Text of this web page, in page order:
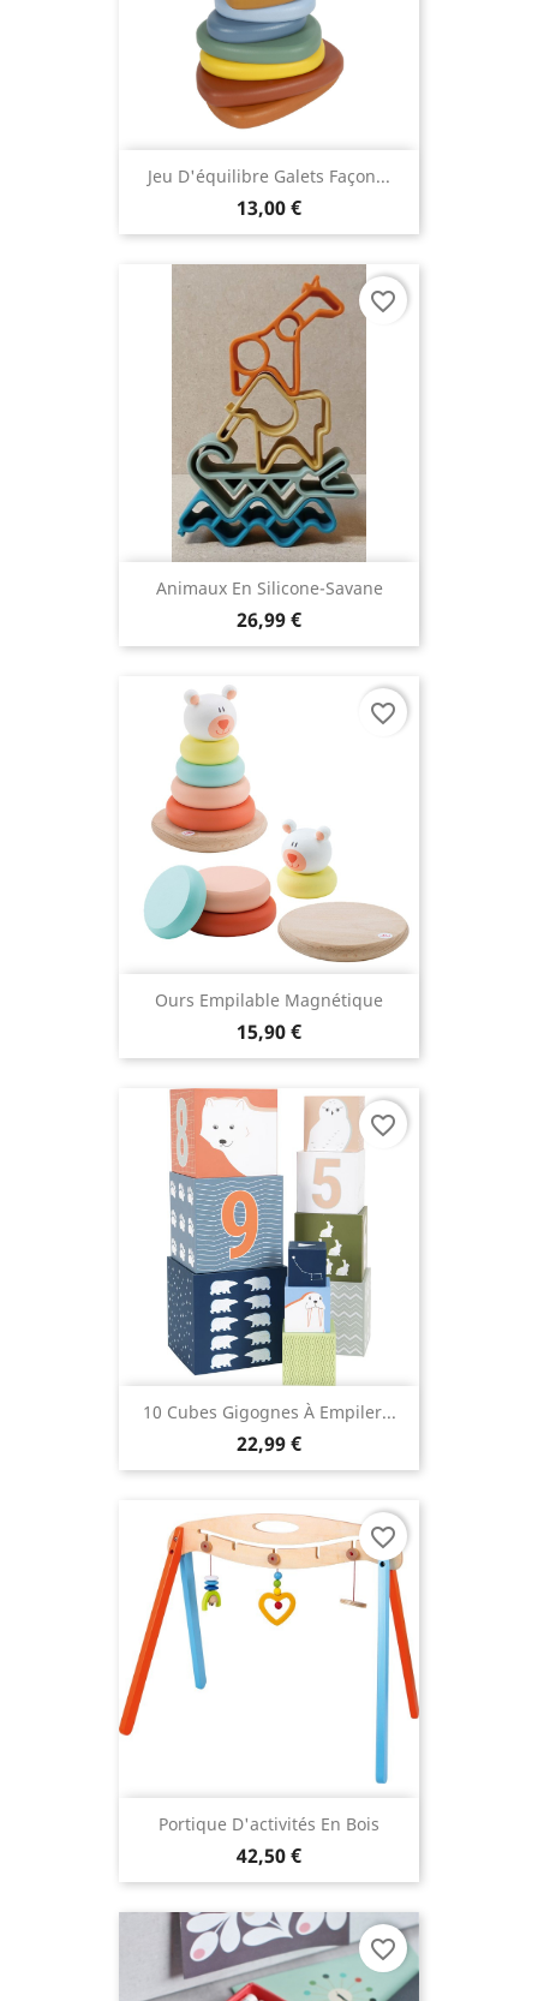
Jeu D'équilibre Galets Façon...
13,00 €
Animaux En Silicone-Savane
26,99 €
favorite_border
Ours Empilable Magnétique
15,90 €
favorite_border
10 Cubes Gigognes À Empiler...
22,99 €
favorite_border
Portique D'activités En Bois
42,50 €
favorite_border
favorite_border